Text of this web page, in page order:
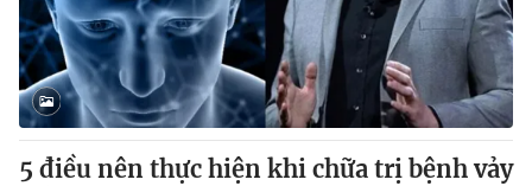
5 điều nên thực hiện khi chữa trị bệnh vảy